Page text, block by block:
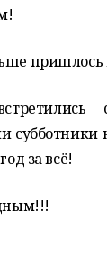
пришлось
за всё!